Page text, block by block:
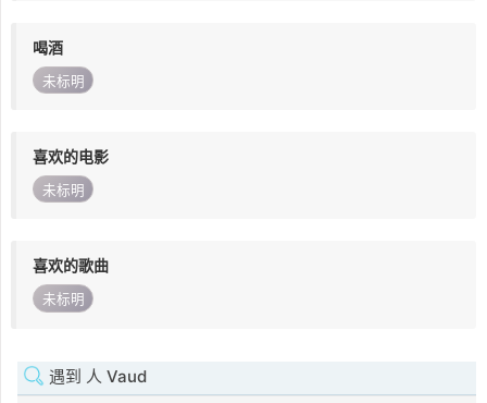
喝酒
未标明
喜欢的电影
未标明
喜欢的歌曲
未标明
遇到 人 Vaud